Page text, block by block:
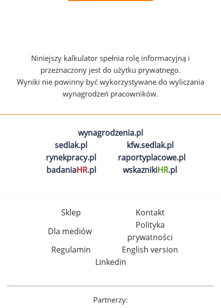
Niniejszy kalkulator spełnia rolę informacyjną i
przeznaczony jest do użytku prywatnego.
Wyniki nie powinny być wykorzystywane do wyliczania
wynagrodzeń pracowników.
wynagrodzenia.pl
sedlak.pl
kfw.sedlak.pl
rynekpracy.pl
raportyplacowe.pl
badaniaHR.pl wskaznikiHR.pl
Sklep
Kontakt
Dla mediów
Polityka
prywatności
Regulamin
English version
Linkedin
Partnerzy: